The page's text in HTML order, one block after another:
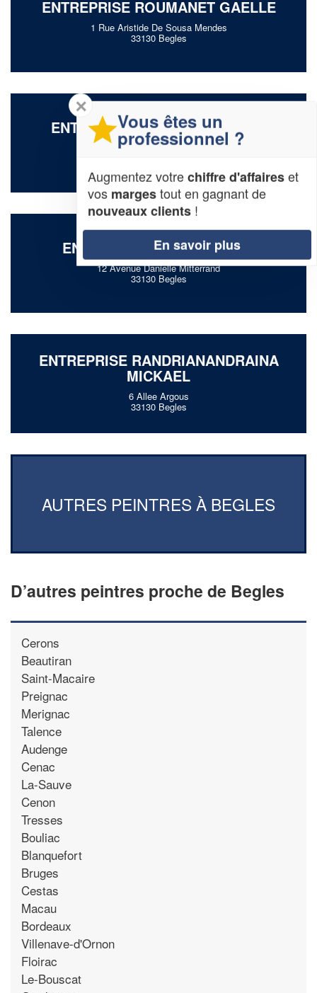
ENTREPRISE ROUMANET GAELLE
1 Rue Aristide De Sousa Mendes
33130 Begles
ENTREPRISE HENRY MATHILDE
38 Rue Calixte Camelle
ENTREPRISE DUPUY CHLOE
12 Avenue Danielle Mitterrand
33130 Begles
ENTREPRISE RANDRIANANDRAINA
MICKAEL
6 Allee Argous
33130 Begles
AUTRES PEINTRES À BEGLES
D’autres peintres proche de Begles
Cerons
Beautiran
Saint-Macaire
Preignac
Merignac
Talence
Audenge
Cenac
La-Sauve
Cenon
Tresses
Bouliac
Blanquefort
Bruges
Cestas
Macau
Bordeaux
Villenave-d'Ornon
Floirac
Le-Bouscat
✕
Vous êtes un
professionnel ?
Augmentez votrechiffre d'affaireset
vos margestout en gagnant de
nouveaux clients !
En savoir plus